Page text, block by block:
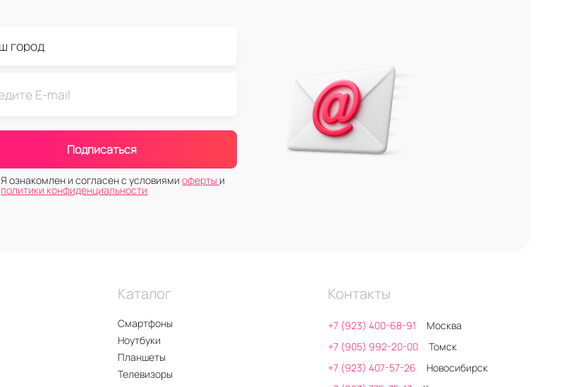
Подписаться
Я ознакомлен и согласен с условиямиоферты и
политики конфиденциальности
Каталог
Смартфоны
Ноутбуки
Планшеты
Телевизоры
Контакты
+7 (923) 400-68-91
Москва
+7 (905) 992-20-00
Томск
+7 (923) 407-57-26
Новосибирск